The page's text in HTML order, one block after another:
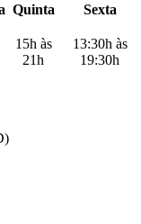
Quinta Sexta
15h às
21h
13:30h às
19:30h